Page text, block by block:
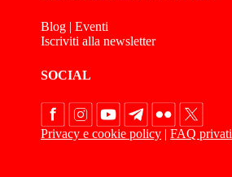
Blog | Eventi
Iscriviti alla newsletter
SOCIAL
Privacy e cookie policy | FAQ privati